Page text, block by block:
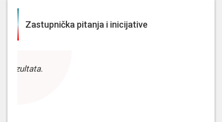
Zastupnička pitanja i inicijative
rezultata.